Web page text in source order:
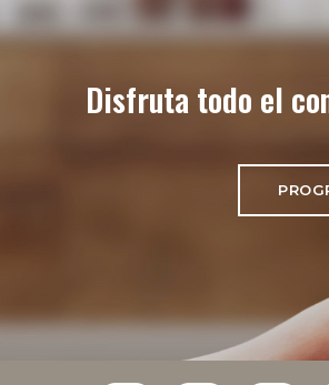
Disfruta todo el